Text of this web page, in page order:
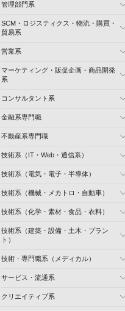
管理部門系
SCM・ロジスティクス・物流・購買・
貿易系
営業系
マーケティング・販促企画・商品開発
系
コンサルタント系
金融系専門職
不動産系専門職
技術系（IT・Web・通信系）
技術系（電気・電子・半導体）
技術系（機械・メカトロ・自動車）
技術系（化学・素材・食品・衣料）
技術系（建築・設備・土木・プラン
ト）
技術・専門職系（メディカル）
サービス・流通系
クリエイティブ系